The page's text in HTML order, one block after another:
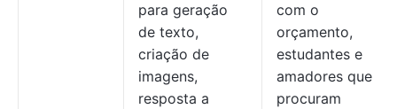
para geração
de texto,
criação de
imagens,
resposta a
com o
orçamento,
estudantes e
amadores que
procuram